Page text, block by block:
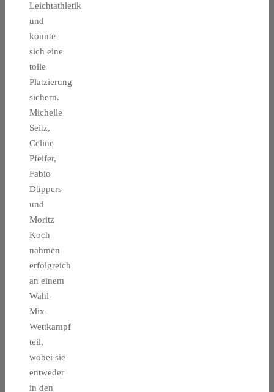
Leichtathletik
und
konnte
sich eine
tolle
Platzierung
sichern.
Michelle
Seitz,
Celine
Pfeifer,
Fabio
Düppers
und
Moritz
Koch
nahmen
erfolgreich
an einem
Wahl-
Mix-
Wettkampf
teil,
wobei sie
entweder
in den